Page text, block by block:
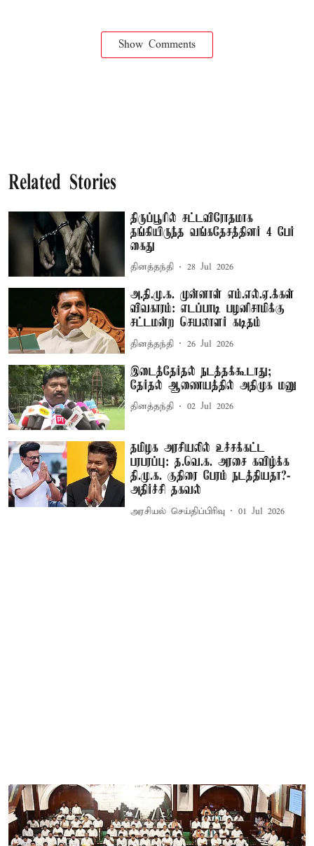
Show Comments
Related Stories
திருப்பூரில் சட்டவிரோதமாக
தங்கியிருந்த வங்கதேசத்தினர் 4 பேர்
கைது
தினத்தந்தி 28 Jul 2026
அ.தி.மு.க. முன்னாள் எம்.எல்.ஏ.க்கள்
விவகாரம்: எடப்பாடி பழனிசாமிக்கு
சட்டமன்ற செயலாளர் கடிதம்
தினத்தந்தி 26 Jul 2026
இடைத்தேர்தல் நடத்தக்கூடாது;
தேர்தல் ஆணையத்தில் அதிமுக மனு
தினத்தந்தி 02 Jul 2026
தமிழக அரசியலில் உச்சக்கட்ட
பரபரப்பு: த.வெ.க. அரசை கவிழ்க்க
தி.மு.க. குதிரை பேரம் நடத்தியதா?-
அதிர்ச்சி தகவல்
அரசியல் செய்திப்பிரிவு 01 Jul 2026